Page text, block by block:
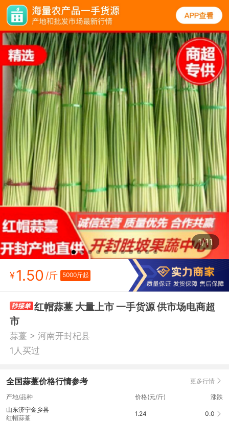
1/11
¥1.50 /斤 5000斤起
红帽蒜薹 大量上市 一手货源 供市场电商超
市
蒜薹 > 河南开封杞县
1人买过
全国蒜薹价格行情参考 更多行情
产地/品种 价格(元/斤)
涨跌
山东济宁金乡县
红帽蒜薹
1.24 0.0
规格 口碑 图文
蒜薹